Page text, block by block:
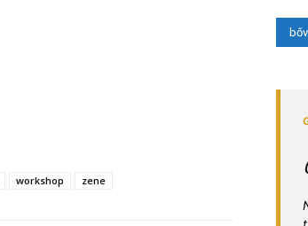
workshop zene